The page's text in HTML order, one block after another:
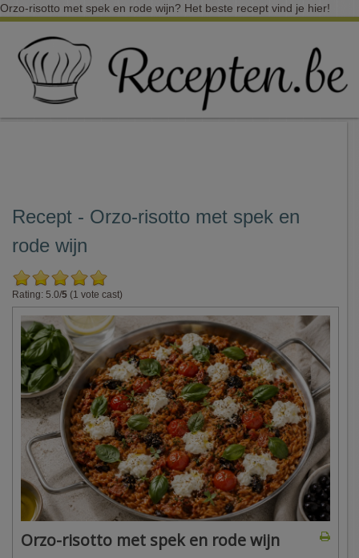
Orzo-risotto met spek en rode wijn? Het beste recept vind je hier!
Recept - Orzo-risotto met spek en
rode wijn
Rating: 5.0/5 (1 vote cast)
Orzo-risotto met spek en rode wijn